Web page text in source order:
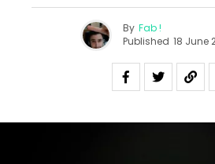
By Fab !
Published 18 June